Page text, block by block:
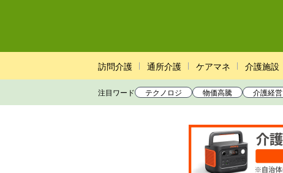
訪問介護 通所介護 ケアマネ 介護施設
注目ワード テクノロジ 物価高騰 介護経営